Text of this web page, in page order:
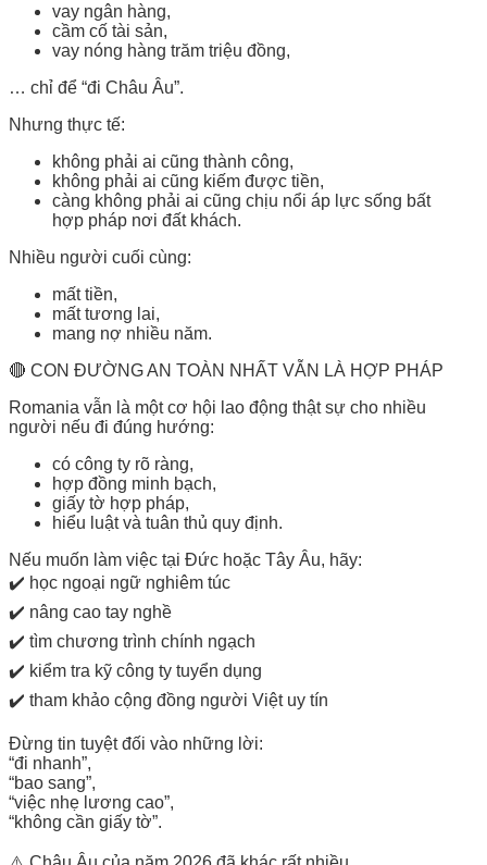
vay ngân hàng,
cầm cố tài sản,
vay nóng hàng trăm triệu đồng,
… chỉ để “đi Châu Âu”.
Nhưng thực tế:
không phải ai cũng thành công,
không phải ai cũng kiếm được tiền,
càng không phải ai cũng chịu nổi áp lực sống bất
hợp pháp nơi đất khách.
Nhiều người cuối cùng:
mất tiền,
mất tương lai,
mang nợ nhiều năm.
🔴 CON ĐƯỜNG AN TOÀN NHẤT VẪN LÀ HỢP PHÁP
Romania vẫn là một cơ hội lao động thật sự cho nhiều
người nếu đi đúng hướng:
có công ty rõ ràng,
hợp đồng minh bạch,
giấy tờ hợp pháp,
hiểu luật và tuân thủ quy định.
Nếu muốn làm việc tại Đức hoặc Tây Âu, hãy:
✔️ học ngoại ngữ nghiêm túc
✔️ nâng cao tay nghề
✔️ tìm chương trình chính ngạch
✔️ kiểm tra kỹ công ty tuyển dụng
✔️ tham khảo cộng đồng người Việt uy tín
Đừng tin tuyệt đối vào những lời:
“đi nhanh”,
“bao sang”,
“việc nhẹ lương cao”,
“không cần giấy tờ”.